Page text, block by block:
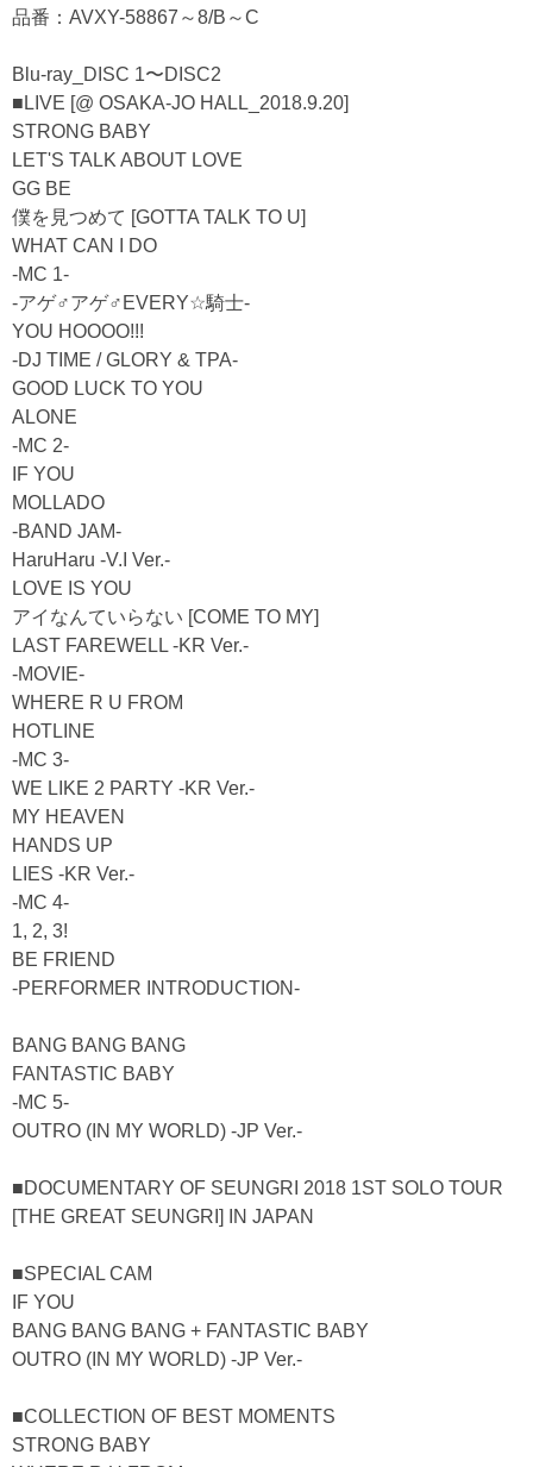
品番：AVXY-58867～8/B～C
Blu-ray_DISC 1〜DISC2
■LIVE [@ OSAKA-JO HALL_2018.9.20]
STRONG BABY
LET'S TALK ABOUT LOVE
GG BE
僕を見つめて [GOTTA TALK TO U]
WHAT CAN I DO
-MC 1-
-アゲ♂アゲ♂EVERY☆騎士-
YOU HOOOO!!!
-DJ TIME / GLORY & TPA-
GOOD LUCK TO YOU
ALONE
-MC 2-
IF YOU
MOLLADO
-BAND JAM-
HaruHaru -V.I Ver.-
LOVE IS YOU
アイなんていらない [COME TO MY]
LAST FAREWELL -KR Ver.-
-MOVIE-
WHERE R U FROM
HOTLINE
-MC 3-
WE LIKE 2 PARTY -KR Ver.-
MY HEAVEN
HANDS UP
LIES -KR Ver.-
-MC 4-
1, 2, 3!
BE FRIEND
-PERFORMER INTRODUCTION-
BANG BANG BANG
FANTASTIC BABY
-MC 5-
OUTRO (IN MY WORLD) -JP Ver.-
■DOCUMENTARY OF SEUNGRI 2018 1ST SOLO TOUR
[THE GREAT SEUNGRI] IN JAPAN
■SPECIAL CAM
IF YOU
BANG BANG BANG + FANTASTIC BABY
OUTRO (IN MY WORLD) -JP Ver.-
■COLLECTION OF BEST MOMENTS
STRONG BABY